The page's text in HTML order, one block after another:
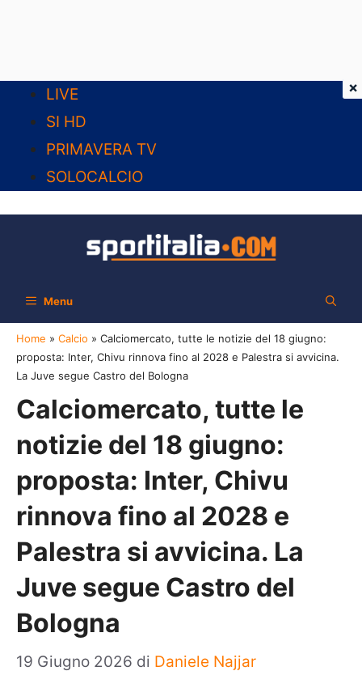
contenuto
LIVE
SI HD
PRIMAVERA TV
SOLOCALCIO
Menu
Home » Calcio » Calciomercato, tutte le notizie del 18 giugno:
proposta: Inter, Chivu rinnova fino al 2028 e Palestra si avvicina.
La Juve segue Castro del Bologna
Calciomercato, tutte le
notizie del 18 giugno:
proposta: Inter, Chivu
rinnova fino al 2028 e
Palestra si avvicina. La
Juve segue Castro del
Bologna
19 Giugno 2026 di Daniele Najjar
×